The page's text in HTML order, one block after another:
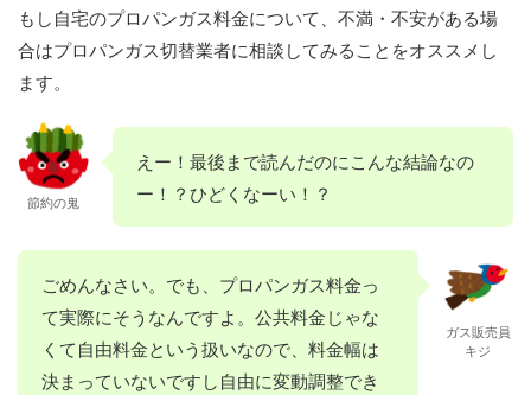
もし自宅のプロパンガス料金について、不満・不安がある場
合はプロパンガス切替業者に相談してみることをオススメし
ます。
節約の鬼
えー！最後まで読んだのにこんな結論なの
ー！？ひどくなーい！？
ごめんなさい。でも、プロパンガス料金っ
て実際にそうなんですよ。公共料金じゃな
くて自由料金という扱いなので、料金幅は
決まっていないですし自由に変動調整でき
ガス販売員
キジ